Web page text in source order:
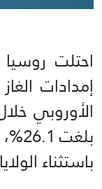
احتلت
إمدادات
باستثناء